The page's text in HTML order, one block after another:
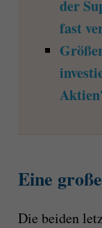
der
fast
Eine
Die beiden